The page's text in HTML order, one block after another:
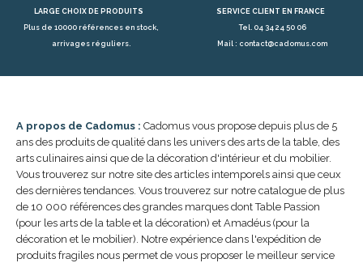
LARGE CHOIX DE PRODUITS
Plus de 10000 références en stock,
arrivages réguliers.
SERVICE CLIENT EN FRANCE
Tel. 04 34 24 50 06
Mail : contact@cadomus.com
A propos de Cadomus : Cadomus vous propose depuis plus de 5
ans des produits de qualité dans les univers des arts de la table, des
arts culinaires ainsi que de la décoration d'intérieur et du mobilier.
Vous trouverez sur notre site des articles intemporels ainsi que ceux
des dernières tendances. Vous trouverez sur notre catalogue de plus
de 10 000 références des grandes marques dont Table Passion
(pour les arts de la table et la décoration) et Amadéus (pour la
décoration et le mobilier). Notre expérience dans l'expédition de
produits fragiles nous permet de vous proposer le meilleur service